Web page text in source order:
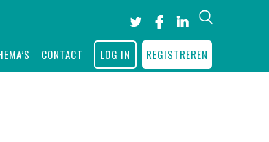
Search
CONTACT LOG IN REGISTREREN